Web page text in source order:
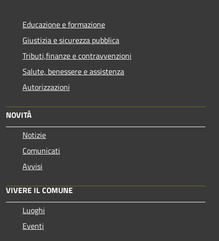
Educazione e formazione
Giustizia e sicurezza pubblica
Tributi,finanze e contravvenzioni
Salute, benessere e assistenza
Autorizzazioni
NOVITÀ
Notizie
Comunicati
Avvisi
VIVERE IL COMUNE
Luoghi
Eventi